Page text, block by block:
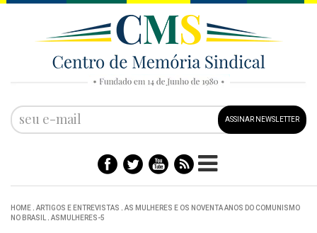
ASSINAR NEWSLETTER
HOME ARTIGOS E ENTREVISTAS
AS MULHERES E OS NOVENTA ANOS DO COMUNISMO
NO BRASIL
ASMULHERES-5